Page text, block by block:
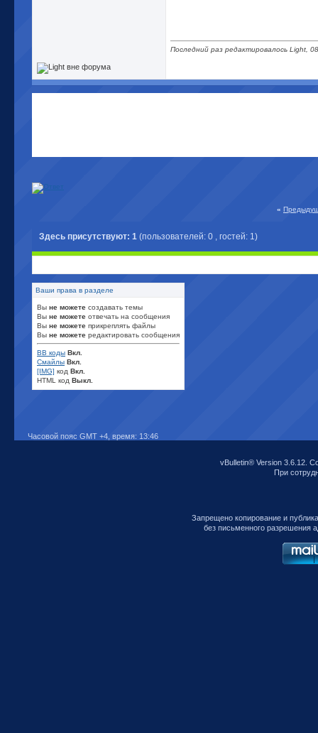
Последний раз редактировалось Light,
«
Здесь присутствуют: 1 (пользователей: 0 , гостей: 1)
Ваши права в разделе
Вы не можете создавать темы
Вы не можете отвечать на сообщения
Вы не можете прикреплять файлы
Вы не можете редактировать сообщения
BB коды Вкл.
Смайлы Вкл.
[IMG] код Вкл.
HTML код Выкл.
Часовой пояс GMT +4, время: 13:46
vBulletin® Version 3.6.12.
При
Запрещено копирование и
без письменного разрешения